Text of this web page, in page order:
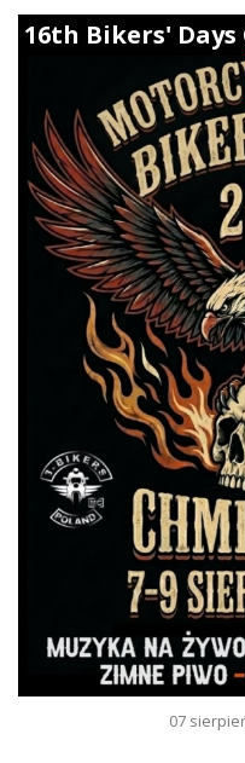
16th Bikers'
07